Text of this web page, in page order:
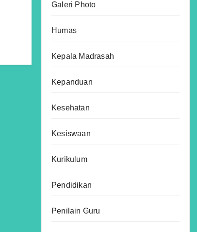
Galeri Photo
Humas
Kepala Madrasah
Kepanduan
Kesehatan
Kesiswaan
Kurikulum
Pendidikan
Penilain Guru